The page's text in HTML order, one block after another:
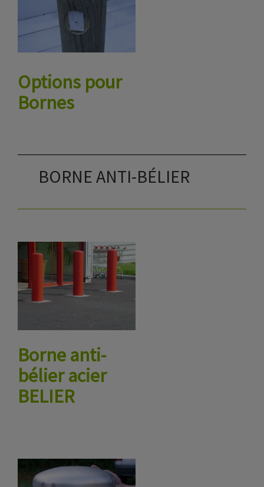
Options pour
Bornes
BORNE ANTI-BÉLIER
Borne anti-
bélier acier
BELIER